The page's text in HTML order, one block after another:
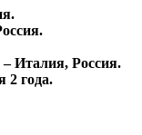
– Италия, Россия.
2 года.